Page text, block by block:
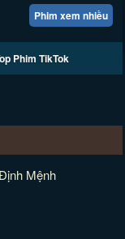
Phim xem nhiều
Phim TikTok
Mệnh